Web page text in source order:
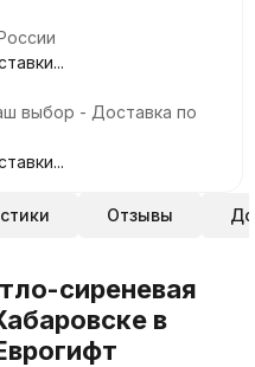
выбор - Доставка по
Отзывы
сиреневая
в